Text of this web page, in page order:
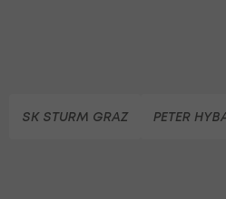
SK STURM GRAZ PETER